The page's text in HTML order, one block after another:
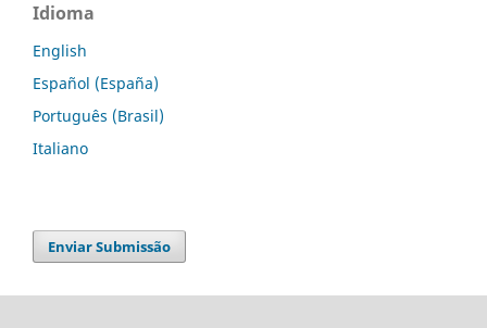
Idioma
English
Español (España)
Português (Brasil)
Italiano
Enviar Submissão